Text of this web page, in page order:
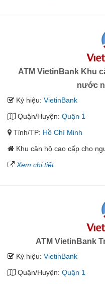
ATM VietinBank Khu
nước
Ký hiệu: VietinBank
Quận/Huyện: Quận 1
Tỉnh/TP: Hồ Chí Minh
Khu căn hộ cao cấp cho
Xem chi tiết
ATM VietinBank
Ký hiệu: VietinBank
Quận/Huyện: Quận 1